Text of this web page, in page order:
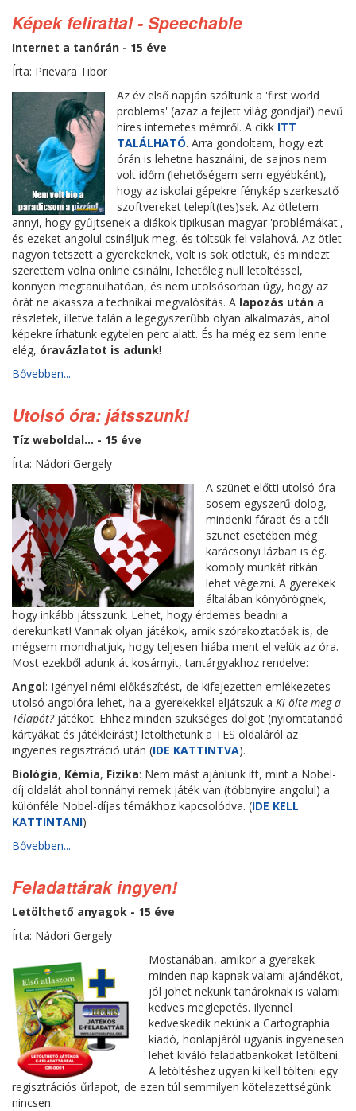
Képek felirattal - Speechable
Internet a tanórán - 15 éve
Írta: Prievara Tibor
Az év első napján szóltunk a 'first world
problems' (azaz a fejlett világ gondjai') nevű
híres internetes mémről. A cikk ITT
TALÁLHATÓ. Arra gondoltam, hogy ezt
órán is lehetne használni, de sajnos nem
volt időm (lehetőségem sem egyébként),
hogy az iskolai gépekre fénykép szerkesztő
szoftvereket telepít(tes)sek. Az ötletem
annyi, hogy gyűjtsenek a diákok tipikusan magyar 'problémákat',
és ezeket angolul csináljuk meg, és töltsük fel valahová. Az ötlet
nagyon tetszett a gyerekeknek, volt is sok ötletük, és mindezt
szerettem volna online csinálni, lehetőleg null letöltéssel,
könnyen megtanulhatóan, és nem utolsósorban úgy, hogy az
órát ne akassza a technikai megvalósítás. A lapozás után a
részletek, illetve talán a legegyszerűbb olyan alkalmazás, ahol
képekre írhatunk egytelen perc alatt. És ha még ez sem lenne
elég, óravázlatot is adunk!
Bővebben...
Utolsó óra: játsszunk!
Tíz weboldal... - 15 éve
Írta: Nádori Gergely
A szünet előtti utolsó óra
sosem egyszerű dolog,
mindenki fáradt és a téli
szünet esetében még
karácsonyi lázban is ég.
komoly munkát ritkán
lehet végezni. A gyerekek
általában könyörögnek,
hogy inkább játsszunk. Lehet, hogy érdemes beadni a
derekunkat! Vannak olyan játékok, amik szórakoztatóak is, de
mégsem mondhatjuk, hogy teljesen hiába ment el velük az óra.
Most ezekből adunk át kosárnyit, tantárgyakhoz rendelve:
Angol: Igényel némi előkészítést, de kifejezetten emlékezetes
utolsó angolóra lehet, ha a gyerekekkel eljátszuk a Ki ölte meg a
Télapót?játékot. Ehhez minden szükséges dolgot (nyiomtatandó
kártyákat és játékleírást) letölthetünk a TES oldaláról az
ingyenes regisztráció után (IDE KATTINTVA).
Biológia, Kémia, Fizika: Nem mást ajánlunk itt, mint a Nobel-
díj oldalát ahol tonnányi remek játék van (többnyire angolul) a
különféle Nobel-díjas témákhoz kapcsolódva. (IDE KELL
KATTINTANI)
Bővebben...
Feladattárak ingyen!
Letölthető anyagok - 15 éve
Írta: Nádori Gergely
Mostanában, amikor a gyerekek
minden nap kapnak valami ajándékot,
jól jöhet nekünk tanároknak is valami
kedves meglepetés. Ilyennel
kedveskedik nekünk a Cartographia
kiadó, honlapjáról ugyanis ingyenesen
lehet kiváló feladatbankokat letölteni.
A letöltéshez ugyan ki kell tölteni egy
regisztrációs űrlapot, de ezen túl semmilyen kötelezettségünk
nincsen.